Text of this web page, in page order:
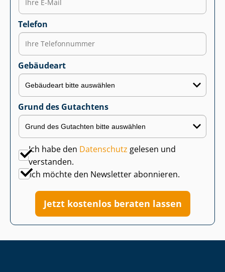
Telefon
Gebäudeart
Grund des Gutachtens
Ich habe den Datenschutz gelesen und
verstanden.
Ich möchte den Newsletter abonnieren.
Jetzt kostenlos beraten lassen